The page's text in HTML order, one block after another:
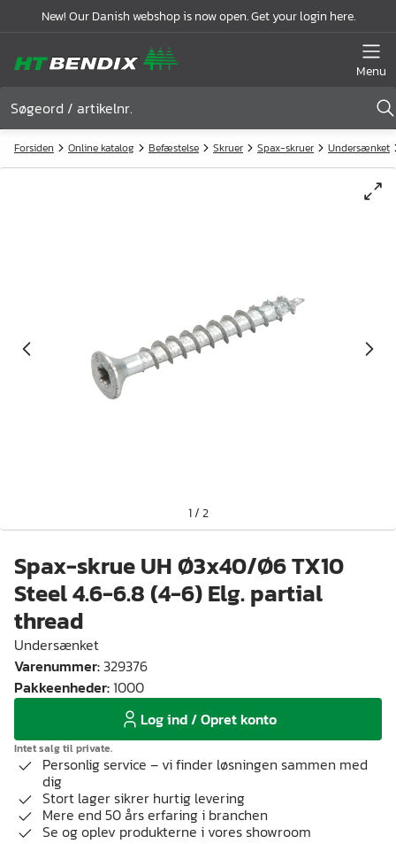
New! Our Danish webshop is now open. Get your login here.
Menu
Forsiden Online katalog Befæstelse Skruer Spax-skruer Undersænket
1/2
Spax-skrue UH Ø3x40/Ø6 TX10
Steel 4.6-6.8 (4-6) Elg. partial
thread
Undersænket
Varenummer:329376
Pakkeenheder:1000
Log ind / Opret konto
Intet salg til private.
Personlig service – vi finder løsningen sammen med
dig
Stort lager sikrer hurtig levering
Mere end 50 års erfaring i branchen
Se og oplev produkterne i vores showroom